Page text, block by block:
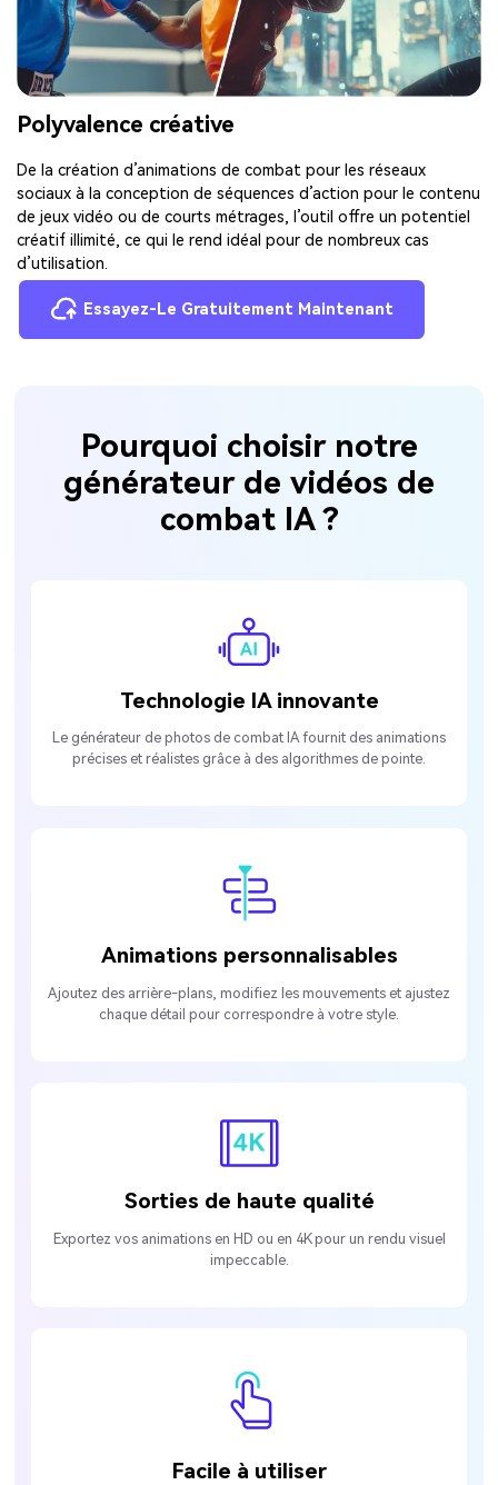
Polyvalence créative
De la création d’animations de combat pour les réseaux
sociaux à la conception de séquences d’action pour le contenu
de jeux vidéo ou de courts métrages, l’outil offre un potentiel
créatif illimité, ce qui le rend idéal pour de nombreux cas
d’utilisation.
Essayez-Le Gratuitement Maintenant
Pourquoi choisir notre
générateur de vidéos de
combat IA ?
Technologie IA innovante
Le générateur de photos de combat IA fournit des animations
précises et réalistes grâce à des algorithmes de pointe.
Animations personnalisables
Ajoutez des arrière-plans, modifiez les mouvements et ajustez
chaque détail pour correspondre à votre style.
Sorties de haute qualité
Exportez vos animations en HD ou en 4K pour un rendu visuel
impeccable.
Facile à utiliser